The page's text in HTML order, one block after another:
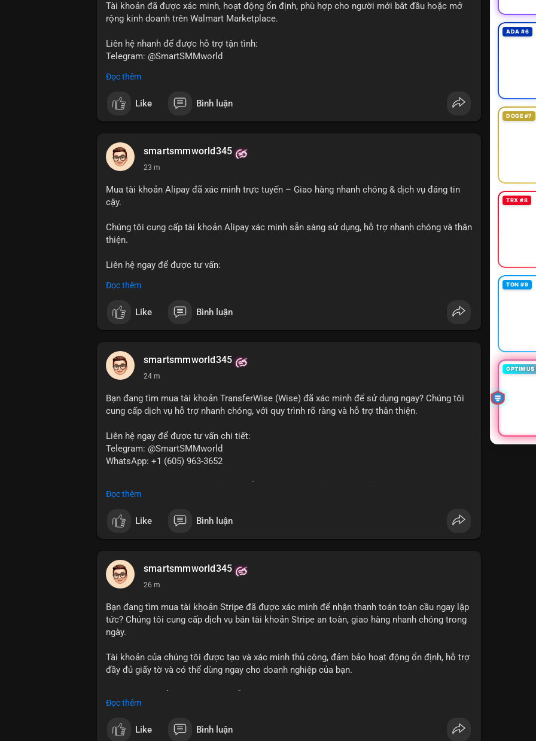
Tài khoản đã được xác minh, hoạt động ổn định, phù hợp cho người mới bắt đầu hoặc mở
rộng kinh doanh trên Walmart Marketplace.
Liên hệ nhanh để được hỗ trợ tận tình:
Telegram: @SmartSMMworld
Đọc thêm
Like Bình luận
smartsmmworld345
23 m
Mua tài khoản Alipay đã xác minh trực tuyến – Giao hàng nhanh chóng & dịch vụ đáng tin
cậy.
Chúng tôi cung cấp tài khoản Alipay xác minh sẵn sàng sử dụng, hỗ trợ nhanh chóng và thân
thiện.
Liên hệ ngay để được tư vấn:
WhatsApp: +1 (605) 963-3652
#buyverifiedalipayaccounts
Đọc thêm
Like Bình luận
smartsmmworld345
24 m
Bạn đang tìm mua tài khoản TransferWise (Wise) đã xác minh để sử dụng ngay? Chúng tôi
cung cấp dịch vụ hỗ trợ nhanh chóng, với quy trình rõ ràng và hỗ trợ thân thiện.
Liên hệ ngay để được tư vấn chi tiết:
Telegram: @SmartSMMworld
WhatsApp: +1 (605) 963-3652
kỹ trước khi quyết định.
#wise #transferwise #taikhoanxacminh
Đọc thêm
Like Bình luận
smartsmmworld345
26 m
Bạn đang tìm mua tài khoản Stripe đã được xác minh để nhận thanh toán toàn cầu ngay lập
tức? Chúng tôi cung cấp dịch vụ bán tài khoản Stripe an toàn, giao hàng nhanh chóng trong
ngày.
Tài khoản của chúng tôi được tạo và xác minh thủ công, đảm bảo hoạt động ổn định, hỗ trợ
đầy đủ giấy tờ và có thể dùng ngay cho doanh nghiệp của bạn.
Telegram: @SmartSMMworld
Đọc thêm
Like Bình luận
ADA #6
DOGE #7
TRX #8
TON #9
OPTIMUS